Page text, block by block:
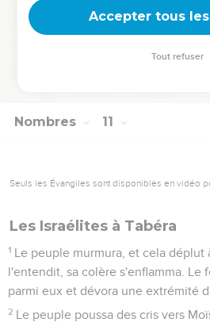
Quand l'arche partait, Moïse
que tes ennemis soient dispersés !
Nombres 11
Seuls les Évangiles sont disponibles en vidéo
Les Israélites à Tabéra
1 Le peuple murmura, et cela déplut
l'entendit, sa colère s'enflamma. Le
parmi eux et dévora une extrémité
2 Le peuple poussa des cris vers
Accepter tous
Tout refuser